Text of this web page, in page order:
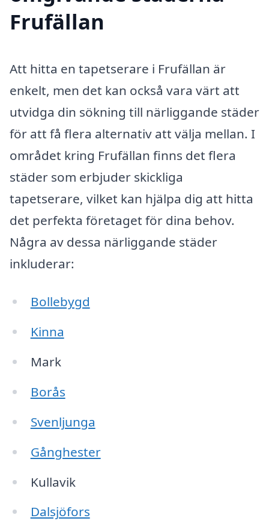
Frufällan
Att hitta en tapetserare i Frufällan är
enkelt, men det kan också vara värt att
utvidga din sökning till närliggande städer
för att få flera alternativ att välja mellan. I
området kring Frufällan finns det flera
städer som erbjuder skickliga
tapetserare, vilket kan hjälpa dig att hitta
det perfekta företaget för dina behov.
Några av dessa närliggande städer
inkluderar:
Bollebygd
Kinna
Mark
Borås
Svenljunga
Gånghester
Kullavik
Dalsjöfors